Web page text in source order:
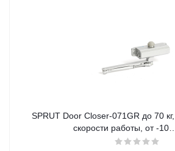
SPRUT Door Closer-071GR до 70
скорости работы, от -